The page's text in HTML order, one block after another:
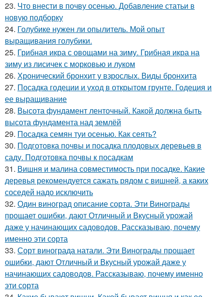
23. Что внести в почву осенью. Добавление статьи в
новую подборку
24. Голубике нужен ли опылитель. Мой опыт
выращивания голубики.
25. Грибная икра с овощами на зиму. Грибная икра на
зиму из лисичек с морковью и луком
26. Хронический бронхит у взрослых. Виды бронхита
27. Посадка годеции и уход в открытом грунте. Годеция и
ее выращивание
28. Высота фундамент ленточный. Какой должна быть
высота фундамента над землёй
29. Посадка семян туи осенью. Как сеять?
30. Подготовка почвы и посадка плодовых деревьев в
саду. Подготовка почвы к посадкам
31. Вишня и малина совместимость при посадке. Какие
деревья рекомендуется сажать рядом с вишней, а каких
соседей надо исключить
32. Один виноград описание сорта. Эти Винограды
прощает ошибки, дают Отличный и Вкусный урожай
даже у начинающих садоводов. Рассказываю, почему
именно эти сорта
33. Сорт винограда натали. Эти Винограды прощает
ошибки, дают Отличный и Вкусный урожай даже у
начинающих садоводов. Рассказываю, почему именно
эти сорта